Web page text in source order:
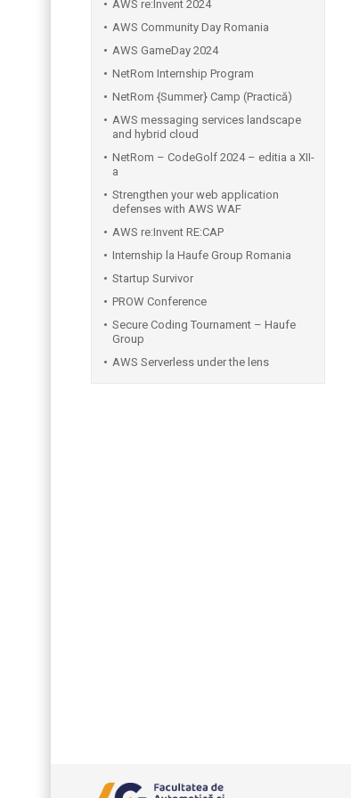
AWS re:Invent 2024
AWS Community Day Romania
AWS GameDay 2024
NetRom Internship Program
NetRom {Summer} Camp (Practică)
AWS messaging services landscape
and hybrid cloud
NetRom – CodeGolf 2024 – editia a XII-
a
Strengthen your web application
defenses with AWS WAF
AWS re:Invent RE:CAP
Internship la Haufe Group Romania
Startup Survivor
PROW Conference
Secure Coding Tournament – Haufe
Group
AWS Serverless under the lens